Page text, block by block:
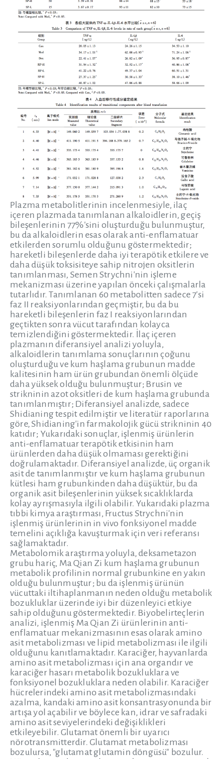
Plazma metabolitlerinin incelenmesiyle, ilaç
içeren plazmada tanımlanan alkaloidlerin, geçiş
bileşenlerinin 77%'sini oluşturduğu bulunmuştur,
bu da alkaloidlerin esas olarak anti-enflamatuar
etkilerden sorumlu olduğunu göstermektedir;
hareketli bileşenlerde daha iyi terapötik etkilere ve
daha düşük toksisiteye sahip nitrojen oksitlerin
tanımlanması, Semen Strychni'nin işleme
mekanizması üzerine yapılan önceki çalışmalarla
tutarlıdır. Tanımlanan 60 metabolitten sadece 7'si
faz II reaksiyonlarından geçmiştir, bu da bu
hareketli bileşenlerin faz I reaksiyonlarından
geçtikten sonra vücut tarafından kolayca
temizlendiğini göstermektedir. İlaç içeren
plazmanın diferansiyel analizi yoluyla,
alkaloidlerin tanımlama sonuçlarının çoğunu
oluşturduğu ve kum haşlama grubunun madde
kalitesinin ham ürün grubundan önemli ölçüde
daha yüksek olduğu bulunmuştur; Brusin ve
strikninin azot oksitleri de kum haşlama grubunda
tanımlanmıştır; Diferansiyel analizde, sadece
Shidianing tespit edilmiştir ve literatür raporlarına
göre, Shidianing'in farmakolojik gücü strikninin 40
katıdır; Yukarıdaki sonuçlar, işlenmiş ürünlerin
anti-enflamatuar terapötik etkisinin ham
ürünlerden daha düşük olmaması gerektiğini
doğrulamaktadır. Diferansiyel analizde, üç organik
asit de tanımlanmıştır ve kum haşlama grubunun
kütlesi ham grubunkinden daha düşüktür, bu da
organik asit bileşenlerinin yüksek sıcaklıklarda
kolay ayrışmasıyla ilgili olabilir. Yukarıdaki plazma
tıbbi kimya araştırması, Fructus Strychni'nin
işlenmiş ürünlerinin in vivo fonksiyonel madde
temelini açıklığa kavuşturmak için veri referansı
sağlamaktadır.
Metabolomik araştırma yoluyla, deksametazon
grubu hariç, Ma Qian Zi kum haşlama grubunun
metabolik profilinin normal grubunkine en yakın
olduğu bulunmuştur; bu da işlenmiş ürünün
vücuttaki iltihaplanmanın neden olduğu metabolik
bozukluklar üzerinde iyi bir düzenleyici etkiye
sahip olduğunu göstermektedir. Biyobelirteçlerin
analizi, işlenmiş Ma Qian Zi ürünlerinin anti-
enflamatuar mekanizmasının esas olarak amino
asit metabolizması ve lipid metabolizması ile ilgili
olduğunu kanıtlamaktadır. Karaciğer, hayvanlarda
amino asit metabolizması için ana organdır ve
karaciğer hasarı metabolik bozukluklara ve
fonksiyonel bozukluklara neden olabilir. Karaciğer
hücrelerindeki amino asit metabolizmasındaki
azalma, kandaki amino asit konsantrasyonunda bir
artışa yol açabilir ve böylece kan, idrar ve safradaki
amino asit seviyelerindeki değişiklikleri
etkileyebilir. Glutamat önemli bir uyarıcı
nörotransmitterdir. Glutamat metabolizması
bozulursa, "glutamat glutamin döngüsü" bozulur.